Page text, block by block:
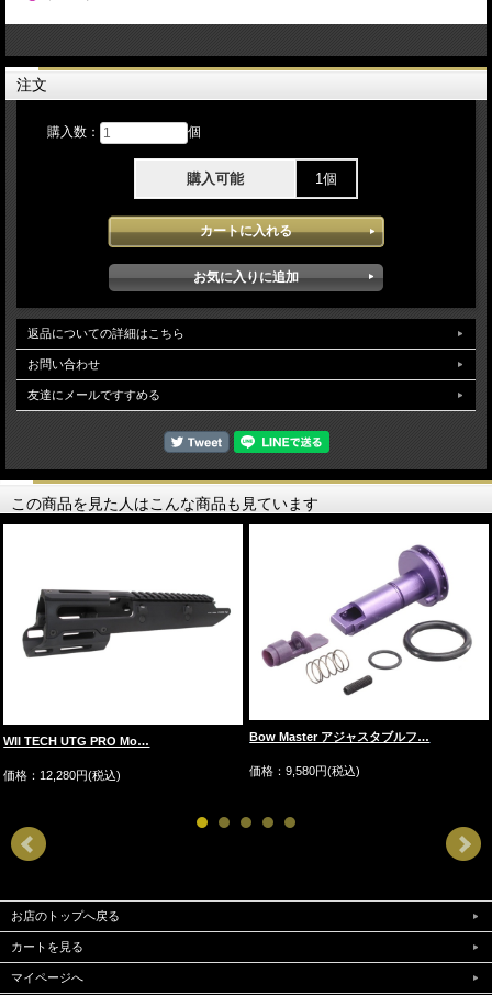
注文
購入数： 個
購入可能 1個
返品についての詳細はこちら
お問い合わせ
友達にメールですすめる
この商品を見た人はこんな商品も見ています
WII TECH UTG PRO Mo…
価格：12,280円(税込)
Bow Master アジャスタブルフ…
価格：9,580円(税込)
お店のトップへ戻る
カートを見る
マイページへ